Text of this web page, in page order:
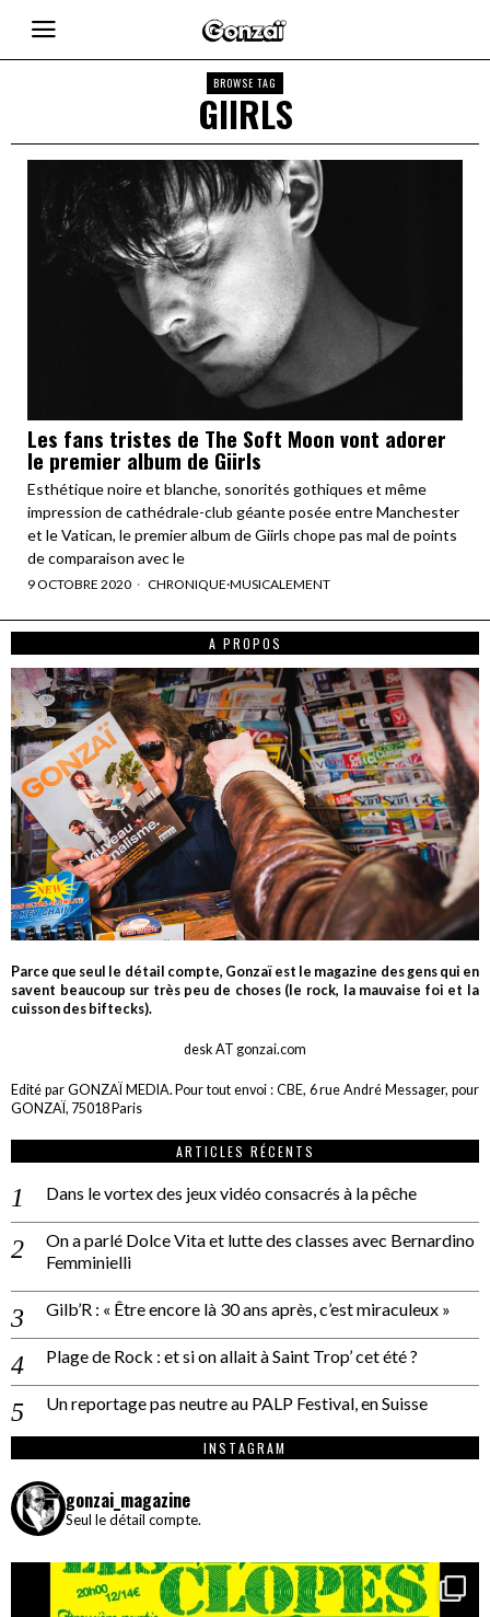
BROWSE TAG
GIIRLS
Les fans tristes de The Soft Moon vont adorer
le premier album de Giirls
Esthétique noire et blanche, sonorités gothiques et même
impression de cathédrale-club géante posée entre Manchester
et le Vatican, le premier album de Giirls chope pas mal de points
de comparaison avec le
9 OCTOBRE 2020 CHRONIQUE·MUSICALEMENT
A PROPOS
Parce que seul le détail compte, Gonzaï est le magazine des gens qui en
savent beaucoup sur très peu de choses (le rock, la mauvaise foi et la
cuisson des biftecks).
desk AT gonzai.com
Edité par GONZAÏ MEDIA. Pour tout envoi : CBE, 6 rue André Messager, pour
GONZAÏ, 75018 Paris
ARTICLES RÉCENTS
Dans le vortex des jeux vidéo consacrés à la pêche
On a parlé Dolce Vita et lutte des classes avec Bernardino
Femminielli
Gilb’R : « Être encore là 30 ans après, c’est miraculeux »
Plage de Rock : et si on allait à Saint Trop’ cet été ?
Un reportage pas neutre au PALP Festival, en Suisse
INSTAGRAM
gonzai_magazine
Seul le détail compte.